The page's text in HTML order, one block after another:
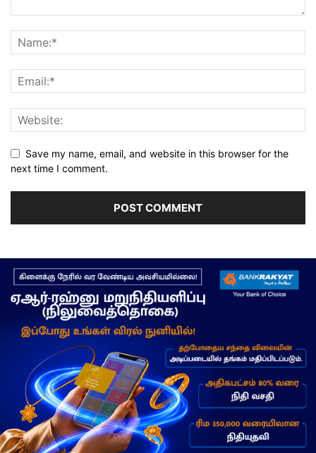
Save my name, email, and website in this browser for the
next time I comment.